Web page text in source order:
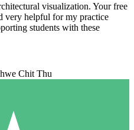
visualization. Your free
very helpful for my practice
students with these
Chit Thu